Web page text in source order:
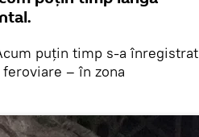
puțin timp s-a înregistrat
– în zona